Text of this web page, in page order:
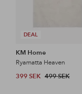
DEAL
KM Home
Ryamatta Heaven
399 SEK 499 SEK